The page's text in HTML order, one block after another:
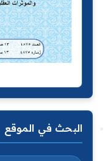
البحث في الموقع